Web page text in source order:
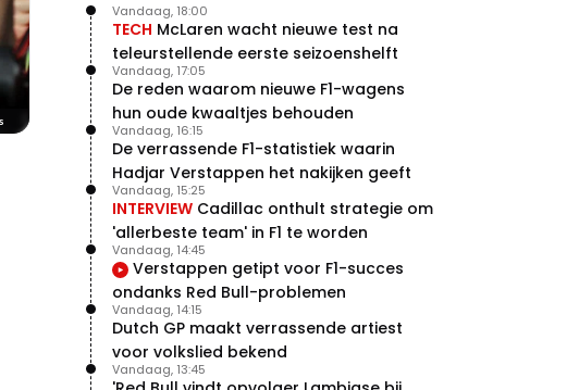
TECH McLaren wacht nieuwe test na
teleurstellende eerste seizoenshelft
Vandaag, 18:00
De reden waarom nieuwe F1-wagens
hun oude kwaaltjes behouden
Vandaag, 17:05
De verrassende F1-statistiek waarin
Hadjar Verstappen het nakijken geeft
Vandaag, 16:15
INTERVIEW Cadillac onthult strategie om
'allerbeste team' in F1 te worden
Vandaag, 15:25
Verstappen getipt voor F1-succes
ondanks Red Bull-problemen
Vandaag, 14:45
Dutch GP maakt verrassende artiest
voor volkslied bekend
Vandaag, 14:15
Vandaag, 13:45